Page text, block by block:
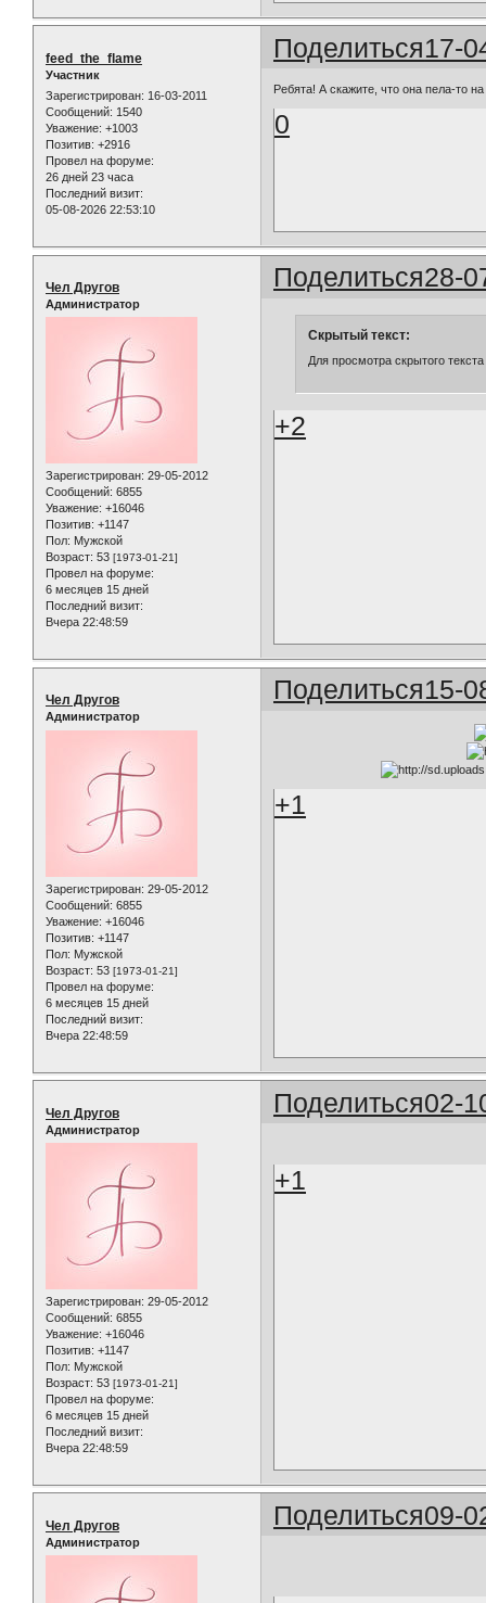
Поделиться17-
feed_the_flame
Участник
Зарегистрирован: 16-03-2011
Сообщений: 1540
Уважение: +1003
Позитив: +2916
Провел на форуме:
26 дней 23 часа
Последний визит:
05-08-2026 22:53:10
Ребята! А скажите, что она пела-то
0
Поделиться28-
Чел Другов
Администратор
Зарегистрирован: 29-05-2012
Сообщений: 6855
Уважение: +16046
Позитив: +1147
Пол: Мужской
Возраст: 53 [1973-01-21]
Провел на форуме:
6 месяцев 15 дней
Последний визит:
Вчера 22:48:59
Скрытый текст:
Для просмотра скрытого
+2
Поделиться15-
Чел Другов
Администратор
Зарегистрирован: 29-05-2012
Сообщений: 6855
Уважение: +16046
Позитив: +1147
Пол: Мужской
Возраст: 53 [1973-01-21]
Провел на форуме:
6 месяцев 15 дней
Последний визит:
Вчера 22:48:59
+1
Поделиться02-
Чел Другов
Администратор
Зарегистрирован: 29-05-2012
Сообщений: 6855
Уважение: +16046
Позитив: +1147
Пол: Мужской
Возраст: 53 [1973-01-21]
Провел на форуме:
6 месяцев 15 дней
Последний визит:
Вчера 22:48:59
+1
Поделиться09-
Чел Другов
Администратор